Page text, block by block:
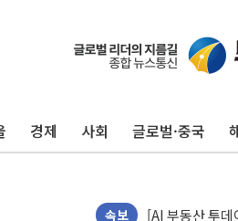
경제 사회 글로벌·중국
속보
[사진] 빈살만